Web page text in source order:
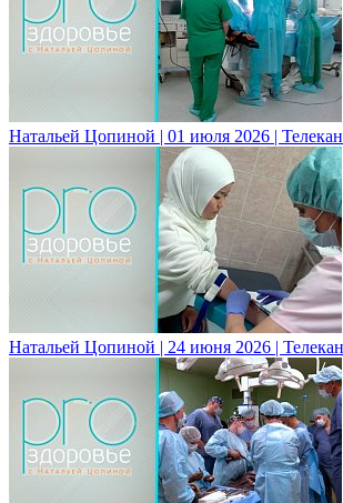
Натальей Цопиной | 01 июля 2026 |
Натальей Цопиной | 24 июня 2026 |